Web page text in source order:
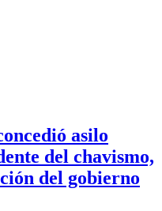
asilo
del chavismo,
del gobierno